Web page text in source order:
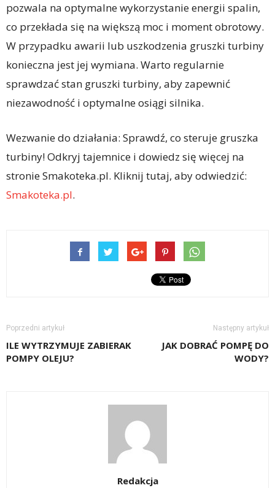
pozwala na optymalne wykorzystanie energii spalin,
co przekłada się na większą moc i moment obrotowy.
W przypadku awarii lub uszkodzenia gruszki turbiny
konieczna jest jej wymiana. Warto regularnie
sprawdzać stan gruszki turbiny, aby zapewnić
niezawodność i optymalne osiągi silnika.
Wezwanie do działania: Sprawdź, co steruje gruszka
turbiny! Odkryj tajemnice i dowiedz się więcej na
stronie Smakoteka.pl. Kliknij tutaj, aby odwiedzić:
Smakoteka.pl.
Poprzedni artykuł
ILE WYTRZYMUJE ZABIERAK
POMPY OLEJU?
Następny artykuł
JAK DOBRAĆ POMPĘ DO
WODY?
Redakcja